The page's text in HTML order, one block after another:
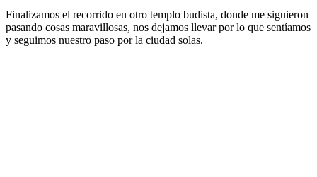
Finalizamos el recorrido en otro templo budista, donde me siguieron
pasando cosas maravillosas, nos dejamos llevar por lo que sentíamos
y seguimos nuestro paso por la ciudad solas.